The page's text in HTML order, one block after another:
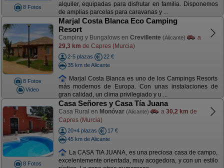
8 Fotos
alquiler, equipadas para disfrutar en familia. Disponemos
de amplias parcelas para caravanas y ...
8 Fotos
Video
Marjal Costa Blanca Eco Camping
Resort
Camping y Bungalows en Crevillente (Alicante)
a
29,3 km de Capres (Murcia)
2-5 plazas
22 €
35 km de Alicante
Marjal Costa Blanca es uno de los Campings Resorts
más modernos de Europa. Con unas instalaciones de
gran calidad, un clima privilegiado y u ...
8 Fotos
Casa Señores y Casa Tía Juana
Casa Rural en Monóvar (Alicante) a 30,2 km de
Capres (Murcia)
20+4 plazas
17 €
45 km de Alicante
La CASA TIA JUANA, es una preciosa casa de campo,
excelentemente orientada, muy acogedora, y con un estilo